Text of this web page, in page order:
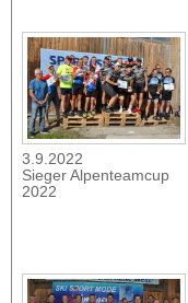
3.9.2022
Sieger Alpenteamcup
2022